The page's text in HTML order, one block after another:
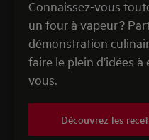
Connaissez-vous
un four à vapeur ?
démonstration
faire le plein d’idées
vous.
Découvrez les